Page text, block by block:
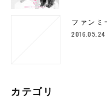
ファンミ
2016.05.24
カテゴリ